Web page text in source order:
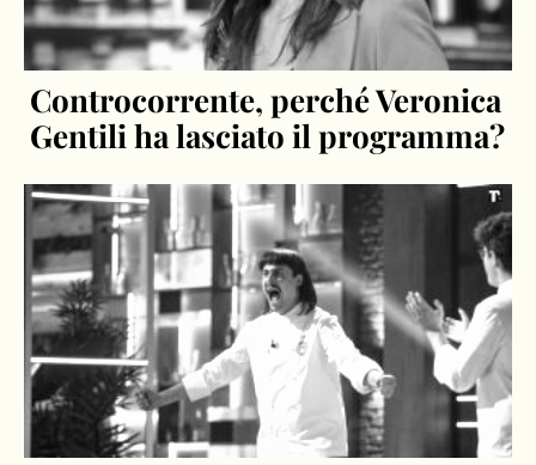
Controcorrente, perché Veronica
Gentili ha lasciato il programma?